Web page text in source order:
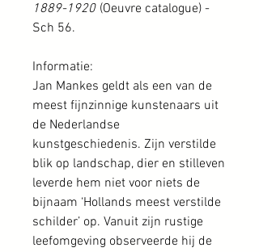
1889-1920 (Oeuvre catalogue) -
Sch 56.
Informatie:
Jan Mankes geldt als een van de
meest fijnzinnige kunstenaars uit
de Nederlandse
kunstgeschiedenis. Zijn verstilde
blik op landschap, dier en stilleven
leverde hem niet voor niets de
bijnaam ‘Hollands meest verstilde
schilder’ op. Vanuit zijn rustige
leefomgeving observeerde hij de